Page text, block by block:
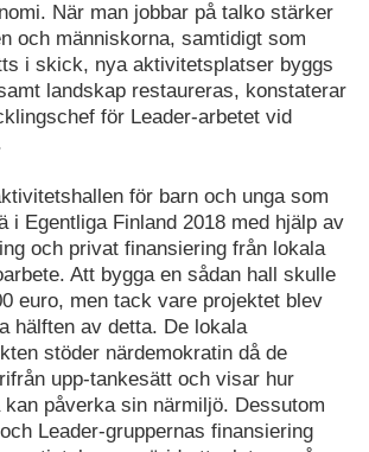
När man jobbar på talko stärker
och människorna, samtidigt som
i skick, nya aktivitetsplatser byggs
landskap restaureras, konstaterar
för Leader-arbetet vid
för barn och unga som
i Egentliga Finland 2018 med hjälp av
och privat finansiering från lokala
Att bygga en sådan hall skulle
euro, men tack vare projektet blev
hälften av detta. De lokala
stöder närdemokratin då de
upp-tankesätt och visar hur
påverka sin närmiljö. Dessutom
Leader-gruppernas finansiering